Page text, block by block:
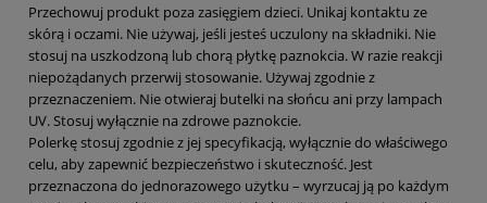
Przechowuj produkt poza zasięgiem dzieci. Unikaj kontaktu ze
skórą i oczami. Nie używaj, jeśli jesteś uczulony na składniki. Nie
stosuj na uszkodzoną lub chorą płytkę paznokcia. W razie reakcji
niepożądanych przerwij stosowanie. Używaj zgodnie z
przeznaczeniem. Nie otwieraj butelki na słońcu ani przy lampach
UV. Stosuj wyłącznie na zdrowe paznokcie.
Polerkę stosuj zgodnie z jej specyfikacją, wyłącznie do właściwego
celu, aby zapewnić bezpieczeństwo i skuteczność. Jest
przeznaczona do jednorazowego użytku – wyrzucaj ją po każdym